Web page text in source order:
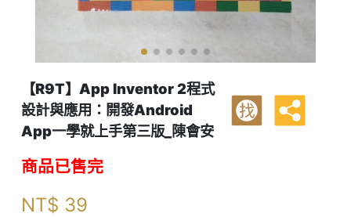
【R9T】App Inventor 2程式
設計與應用：開發Android
App一學就上手第三版_陳會安
找
商品已售完
NT$ 39